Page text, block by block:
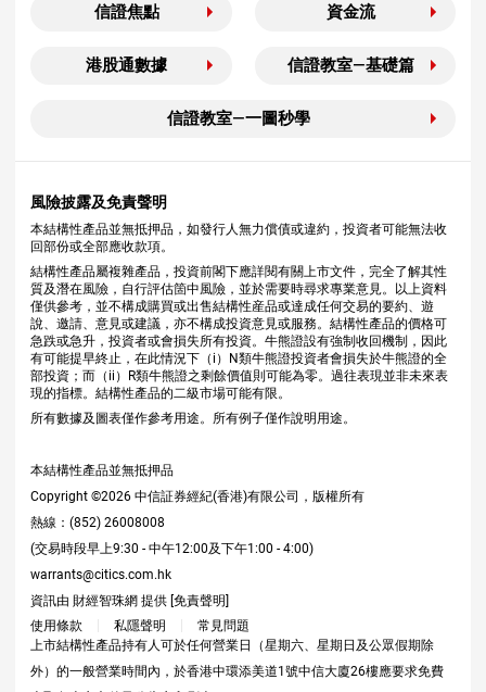
信證焦點 資金流
港股通數據 信證教室—基礎篇
信證教室—一圖秒學
風險披露及免責聲明
本結構性產品並無抵押品，如發行人無力償債或違約，投資者可能無法收
回部份或全部應收款項。
結構性產品屬複雜產品，投資前閣下應詳閱有關上市文件，完全了解其性
質及潛在風險，自行評估箇中風險，並於需要時尋求專業意見。以上資料
僅供參考，並不構成購買或出售結構性産品或達成任何交易的要約、遊
說、邀請、意見或建議，亦不構成投資意見或服務。結構性產品的價格可
急跌或急升，投資者或會損失所有投資。牛熊證設有強制收回機制，因此
有可能提早終止，在此情況下（i）N類牛熊證投資者會損失於牛熊證的全
部投資；而（ii）R類牛熊證之剩餘價值則可能為零。過往表現並非未來表
現的指標。結構性產品的二級市場可能有限。
所有數據及圖表僅作參考用途。所有例子僅作說明用途。
本結構性產品並無抵押品
Copyright ©2026 中信証券經紀(香港)有限公司，版權所有
熱線：(852) 26008008
(交易時段早上9:30 - 中午12:00及下午1:00 - 4:00)
warrants@citics.com.hk
資訊由 財經智珠網 提供 [免責聲明]
使用條款
私隱聲明
常見問題
上市結構性產品持有人可於任何營業日（星期六、星期日及公眾假期除
外）的一般營業時間內，於香港中環添美道1號中信大廈26樓應要求免費